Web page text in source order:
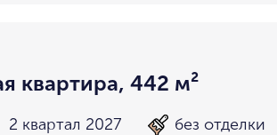
квартира, 442 м²
2 квартал 2027 без отделки